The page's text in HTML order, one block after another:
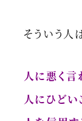
そういう人
人に悪く
人にひど